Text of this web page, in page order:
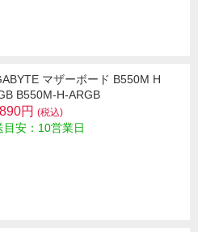
マザーボード B550M H
B550M-H-ARGB
円 (税込)
目安：10営業日